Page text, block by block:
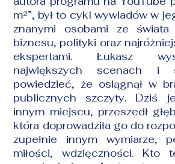
m²”, był to cykl wywiadów w
znanymi osobami ze świata
biznesu, polityki oraz
ekspertami. Łukasz
największych scenach i
powiedzieć, że osiągnął w
publicznych szczyty. Dziś
innym miejscu, przeszedł
która doprowadziła go do
zupełnie innym wymiarze,
miłości, wdzięczności. Kto